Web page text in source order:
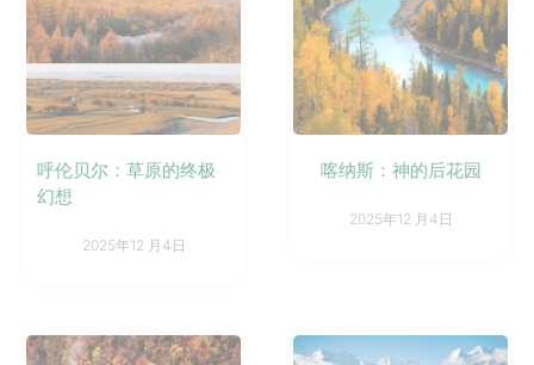
呼伦贝尔：草原的终极
幻想
2025年12 月4日
喀纳斯：神的后花园
2025年12 月4日